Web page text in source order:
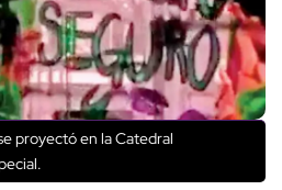
proyectó en la Catedral